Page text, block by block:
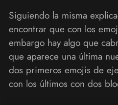
Siguiendo la misma
encontrar que con los
embargo hay algo que
que aparece una última
dos primeros emojis de
con los últimos con dos